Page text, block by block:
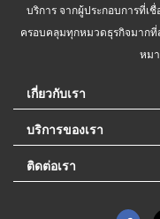
บริการ จากผู้ประกอบการที่เ
ครอบคลุมทุกหมวดธุรกิจมากที่
หม
เกี่ยวกับเรา
บริการของเรา
ติดต่อเรา